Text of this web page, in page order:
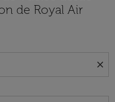
de Royal Air
close